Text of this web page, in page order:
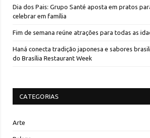
Dia dos Pais: Grupo Santé aposta em pratos
celebrar em família
Fim de semana reúne atrações para todas as
Haná conecta tradição japonesa e sabores
do Brasília Restaurant Week
CATEGORIAS
Arte